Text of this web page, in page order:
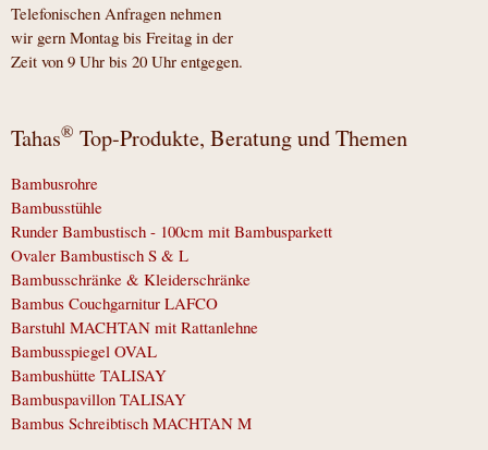
Telefonischen Anfragen nehmen
wir gern Montag bis Freitag in der
Zeit von 9 Uhr bis 20 Uhr entgegen.
Tahas® Top-Produkte, Beratung und Themen
Bambusrohre
Bambusstühle
Runder Bambustisch - 100cm mit Bambusparkett
Ovaler Bambustisch S & L
Bambusschränke & Kleiderschränke
Bambus Couchgarnitur LAFCO
Barstuhl MACHTAN mit Rattanlehne
Bambusspiegel OVAL
Bambushütte TALISAY
Bambuspavillon TALISAY
Bambus Schreibtisch MACHTAN M